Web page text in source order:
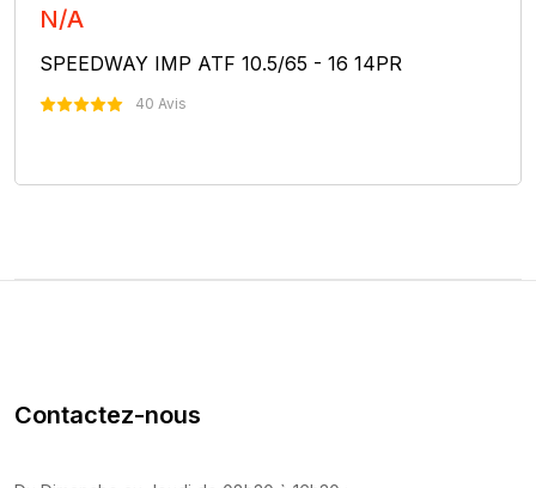
N/A
SPEEDWAY IMP ATF 10.5/65 - 16 14PR
40 Avis
Contactez-nous